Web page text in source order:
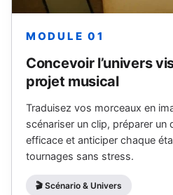
MODULE 01
Concevoir l’univers
projet musical
Traduisez vos morceaux en
scénariser un clip, préparer un
efficace et anticiper chaque
tournages sans stress.
🎬 Scénario & Univers